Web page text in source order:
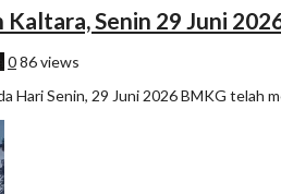
Kaltara, Senin 29 Juni
086 views
Hari Senin, 29 Juni 2026 BMKG telah